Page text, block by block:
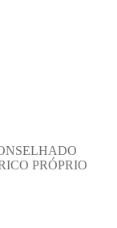
PRÓPRIO